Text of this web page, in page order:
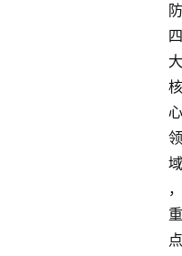
防
四
大
核
心
领
域
，
重
点